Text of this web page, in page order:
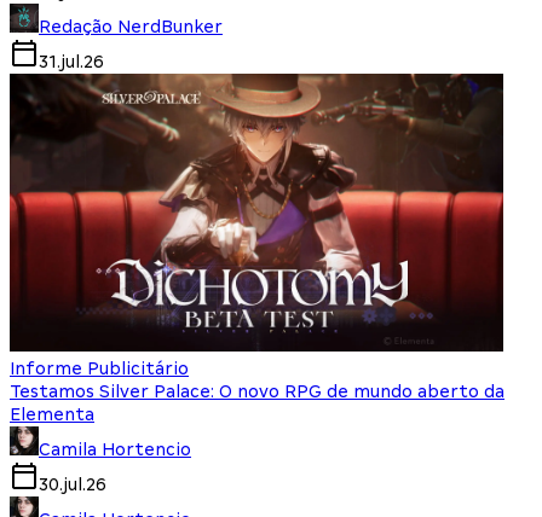
Redação NerdBunker
31.jul.26
Informe Publicitário
Testamos Silver Palace: O novo RPG de mundo aberto da
Elementa
Camila Hortencio
30.jul.26